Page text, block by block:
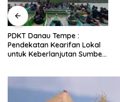
PDKT Danau Tempe :
Pendekatan Kearifan Lokal
untuk Keberlanjutan Sumber